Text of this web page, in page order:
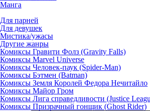
Манга
Для парней
Для девушек
Мистика/ужасы
Другие жанры
Комиксы Гравити Фолз (Gravity Falls)
Комиксы Marvel Universe
Комиксы Человек-паук (Spider-Man)
Комиксы Бэтмен (Batman)
Комиксы Земля Королей Федора Нечитайло
Комиксы Майор Гром
Комиксы Лига справедливости (Justice
Комиксы Призрачный гонщик (Ghost Rider)